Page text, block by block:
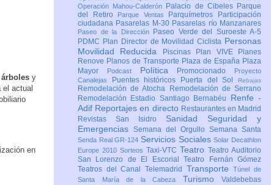
árboles y
actual
en
Operación Mahou-Calderón Palacio de Cibeles Parque
del Retiro
Parque Ventas Parquímetros
Participación
ciudadana Pasarelas M-30 Pasarelas río Manzanares
Paseo de la Dirección
Paseo Verde del Suroeste A-5
PDMC Plan Director de Movilidad Ciclista Personas
Movilidad Reducida
Piscinas Plan VIVE
Planes
Renove Planos de Transporte Plaza de España Plaza
Mayor
Podcast Política Promocionado
Proyecto
Canalejas
Puentes históricos Puerta del Sol Rebajas
Remodelación de Atocha
Remodelación de Serrano
Remodelación Estadio Santiago Bernabéu Renfe -
Adif Reportajes en directo Restaurantes en Madrid
Revistas San Isidro Sanidad Seguridad y
Emergencias Semana del Orgullo Semana Santa
Senda Real GR-124 Servicios SocialesSolar Decathlon
Europe 2010 Sorteos Taxi-VTC Teatro Teatro Auditorio
San Lorenzo de El EscorialTeatro Fernán Gómez
Teatros del Canal Telemadrid TransporteTúnel de
Santa María de la Cabeza Turismo Valdebebas